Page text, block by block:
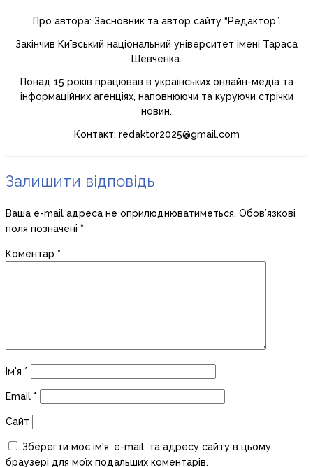
Про автора: Засновник та автор сайту “Редактор”.
Закінчив Київський національний університет імені Тараса
Шевченка.
Понад 15 років працював в українських онлайн-медіа та
інформаційних агенціях, наповнюючи та куруючи стрічки
новин.
Контакт: redaktor2025@gmail.com
Залишити відповідь
Ваша e-mail адреса не оприлюднюватиметься. Обов’язкові
поля позначені *
Коментар *
Ім'я *
Email *
Сайт
Зберегти моє ім'я, e-mail, та адресу сайту в цьому
браузері для моїх подальших коментарів.